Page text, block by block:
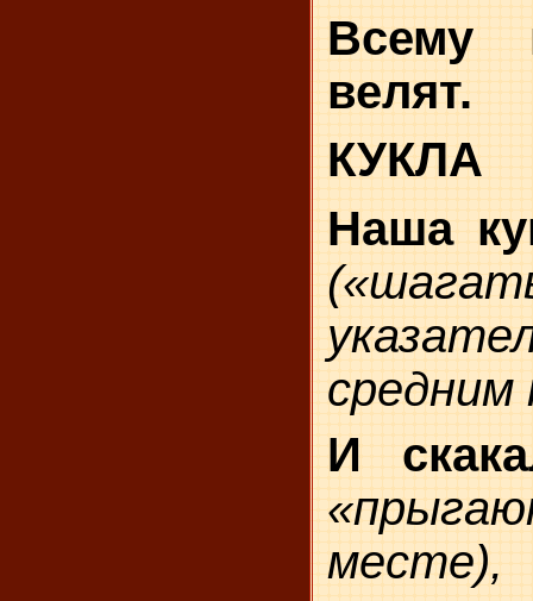
Всему
велят.
КУКЛА
Наша
средним
И
месте),